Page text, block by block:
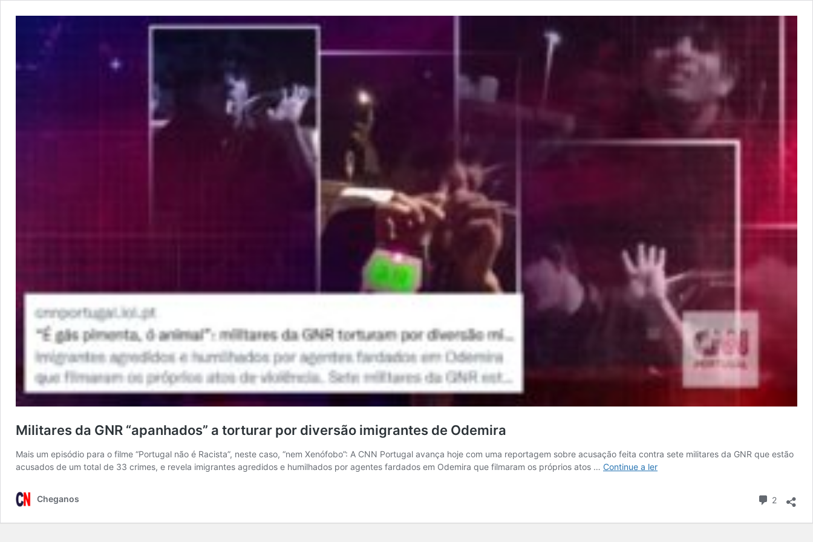
Militares da GNR “apanhados” a torturar por diversão imigrantes de Odemira
Mais um episódio para o filme “Portugal não é Racista”, neste caso, “nem Xenófobo”: A CNN Portugal avança hoje com uma reportagem sobre acusação feita contra sete militares da GNR que estão
acusados de um total de 33 crimes, e revela imigrantes agredidos e humilhados por agentes fardados em Odemira que filmaram os próprios atos … Continue a ler
Cheganos 2